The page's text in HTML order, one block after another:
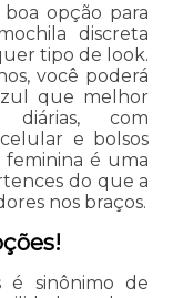
opção para
discreta
tipo de look.
você poderá
que melhor
diárias, com
e bolsos
feminina é uma
do que a
nos braços.
é sinônimo de